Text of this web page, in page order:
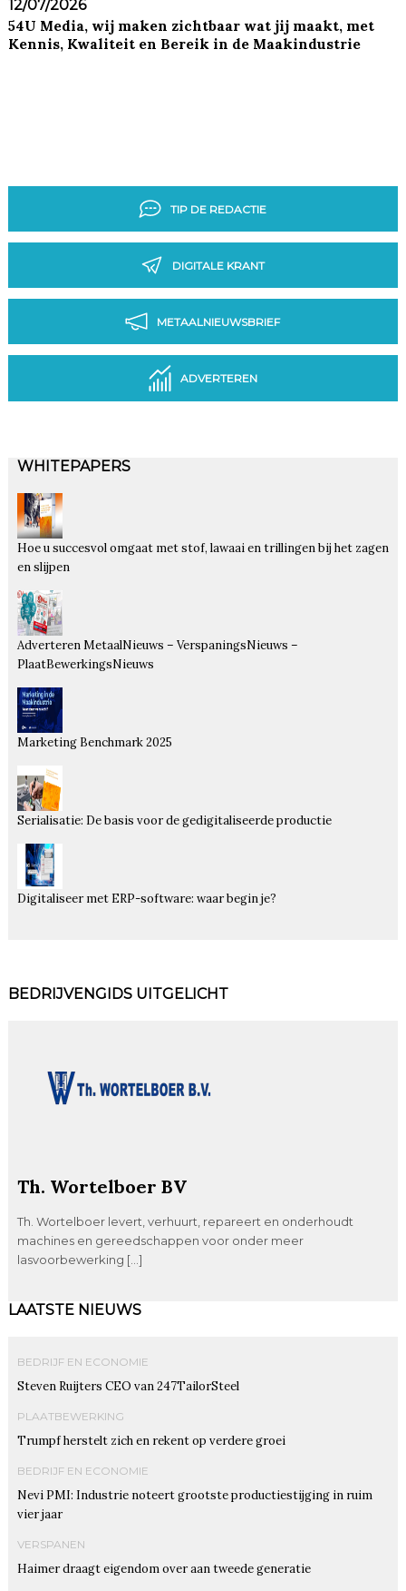
12/07/2026
54U Media, wij maken zichtbaar wat jij maakt, met
Kennis, Kwaliteit en Bereik in de Maakindustrie
TIP DE REDACTIE
DIGITALE KRANT
METAALNIEUWSBRIEF
ADVERTEREN
WHITEPAPERS
Hoe u succesvol omgaat met stof, lawaai en trillingen bij het zagen
en slijpen
Adverteren MetaalNieuws – VerspaningsNieuws –
PlaatBewerkingsNieuws
Marketing Benchmark 2025
Serialisatie: De basis voor de gedigitaliseerde productie
Digitaliseer met ERP-software: waar begin je?
BEDRIJVENGIDS UITGELICHT
Th. Wortelboer BV
Th. Wortelboer levert, verhuurt, repareert en onderhoudt
machines en gereedschappen voor onder meer
lasvoorbewerking […]
LAATSTE NIEUWS
BEDRIJF EN ECONOMIE
Steven Ruijters CEO van 247TailorSteel
PLAATBEWERKING
Trumpf herstelt zich en rekent op verdere groei
BEDRIJF EN ECONOMIE
Nevi PMI: Industrie noteert grootste productiestijging in ruim
vier jaar
VERSPANEN
Haimer draagt eigendom over aan tweede generatie